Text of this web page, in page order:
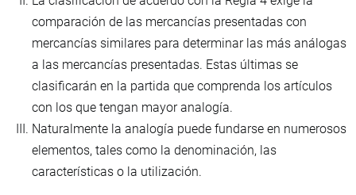
comparación de las mercancías presentadas con
mercancías similares para determinar las más análogas
a las mercancías presentadas. Estas últimas se
clasificarán en la partida que comprenda los artículos
con los que tengan mayor analogía.
Naturalmente la analogía puede fundarse en numerosos
elementos, tales como la denominación, las
características o la utilización.